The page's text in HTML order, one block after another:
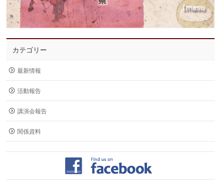
カテゴリー
最新情報
活動報告
講演会報告
関係資料